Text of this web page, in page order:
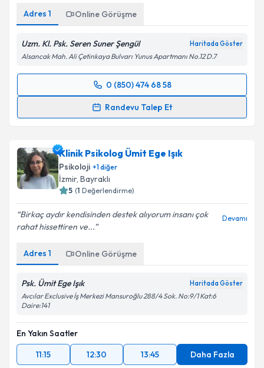
Adres 1 Online Görüşme
Uzm. Kl. Psk. Seren Suner Şengül Haritada Göster
Alsancak Mah. Ali Çetinkaya Bulvarı Yunus Apartmanı No.12 D.7
0 (850) 474 68 58
Randevu Talep Et
Randevu Takvimi Talebi
almanız için bir takvim hazırlandığında e-posta ile
bilgilendireceğiz.
E-posta Adresiniz
Metni'ni okudum ve kişisel verilerimin belirtilen
Klinik Psikolog Ümit Ege Işık
Psikoloji +1diğer
İzmir, Bayraklı
5 (1 Değerlendirme)
Birkaç aydır kendisinden destek alıyorum insanı çok
rahat hissettiren ve...
Devamı
Adres 1 Online Görüşme
Psk. Ümit Ege Işık Haritada Göster
Avcılar Exclusive İş Merkezi Mansuroğlu 288/4 Sok. No:9/1 Kat:6
Daire:141
En Yakın Saatler
11:15
12:30 13:45 Daha Fazla